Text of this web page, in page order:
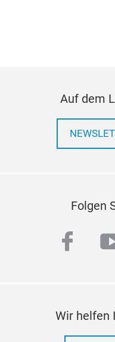
Auf dem
Folgen
Wir helfen